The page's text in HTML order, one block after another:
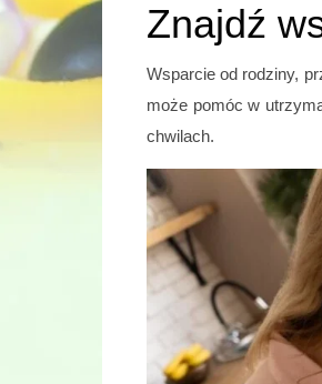
Znajdź
Wsparcie od rodziny,
może pomóc w
chwilach.